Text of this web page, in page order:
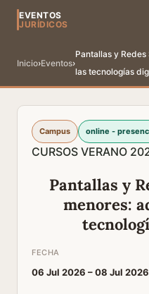
EVENTOS
JURÍDICOS
Inicio›Eventos›
Pantallas y
las tecnologías
Campus online -
CURSOS VERANO
Pantallas y
menores:
FECHA
06 Jul 2026 –08 Jul 2026